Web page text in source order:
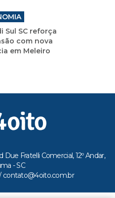
Sul SC reforça
com nova
em Meleiro
Due Fratelli Comercial, 12º Andar,
- SC
contato@4oito.com.br